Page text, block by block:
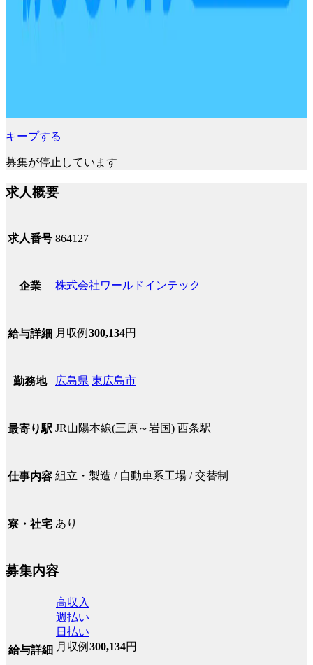
キープする
募集が停止しています
求人概要
求人番号 864127
企業 株式会社ワールドインテック
給与詳細 月収例 300,134円
勤務地 広島県 東広島市
最寄り駅 JR山陽本線(三原～岩国) 西条駅
仕事内容 組立・製造 / 自動車系工場 / 交替制
寮・社宅 あり
募集内容
給与詳細
高収入
週払い
日払い
月収例 300,134円